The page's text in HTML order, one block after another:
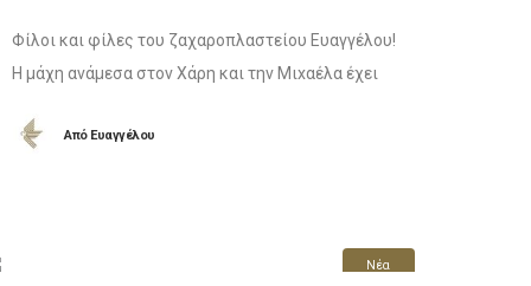
Φίλοι και φίλες του ζαχαροπλαστείου Ευαγγέλου!
Η μάχη ανάμεσα στον Χάρη και την Μιxαέλα έχει
συμμετέχουν άλλα 2 αμερόληπτα ( λέμε τώρα
ΑπόΕυαγγέλου
Νέα